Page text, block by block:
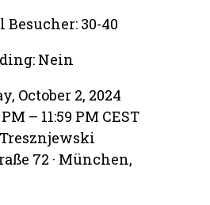
30-40
Nein
October 2, 2024
– 11:59 PM CEST
72 · München,